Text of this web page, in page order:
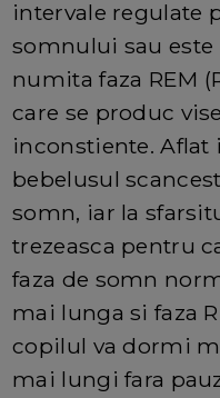
intervale regulate
somnului sau este
numita faza REM
care se produc
inconstiente. Aflat
bebelusul
somn, iar la
trezeasca pentru
faza de somn
mai lunga si faza
copilul va dormi
mai lungi fara